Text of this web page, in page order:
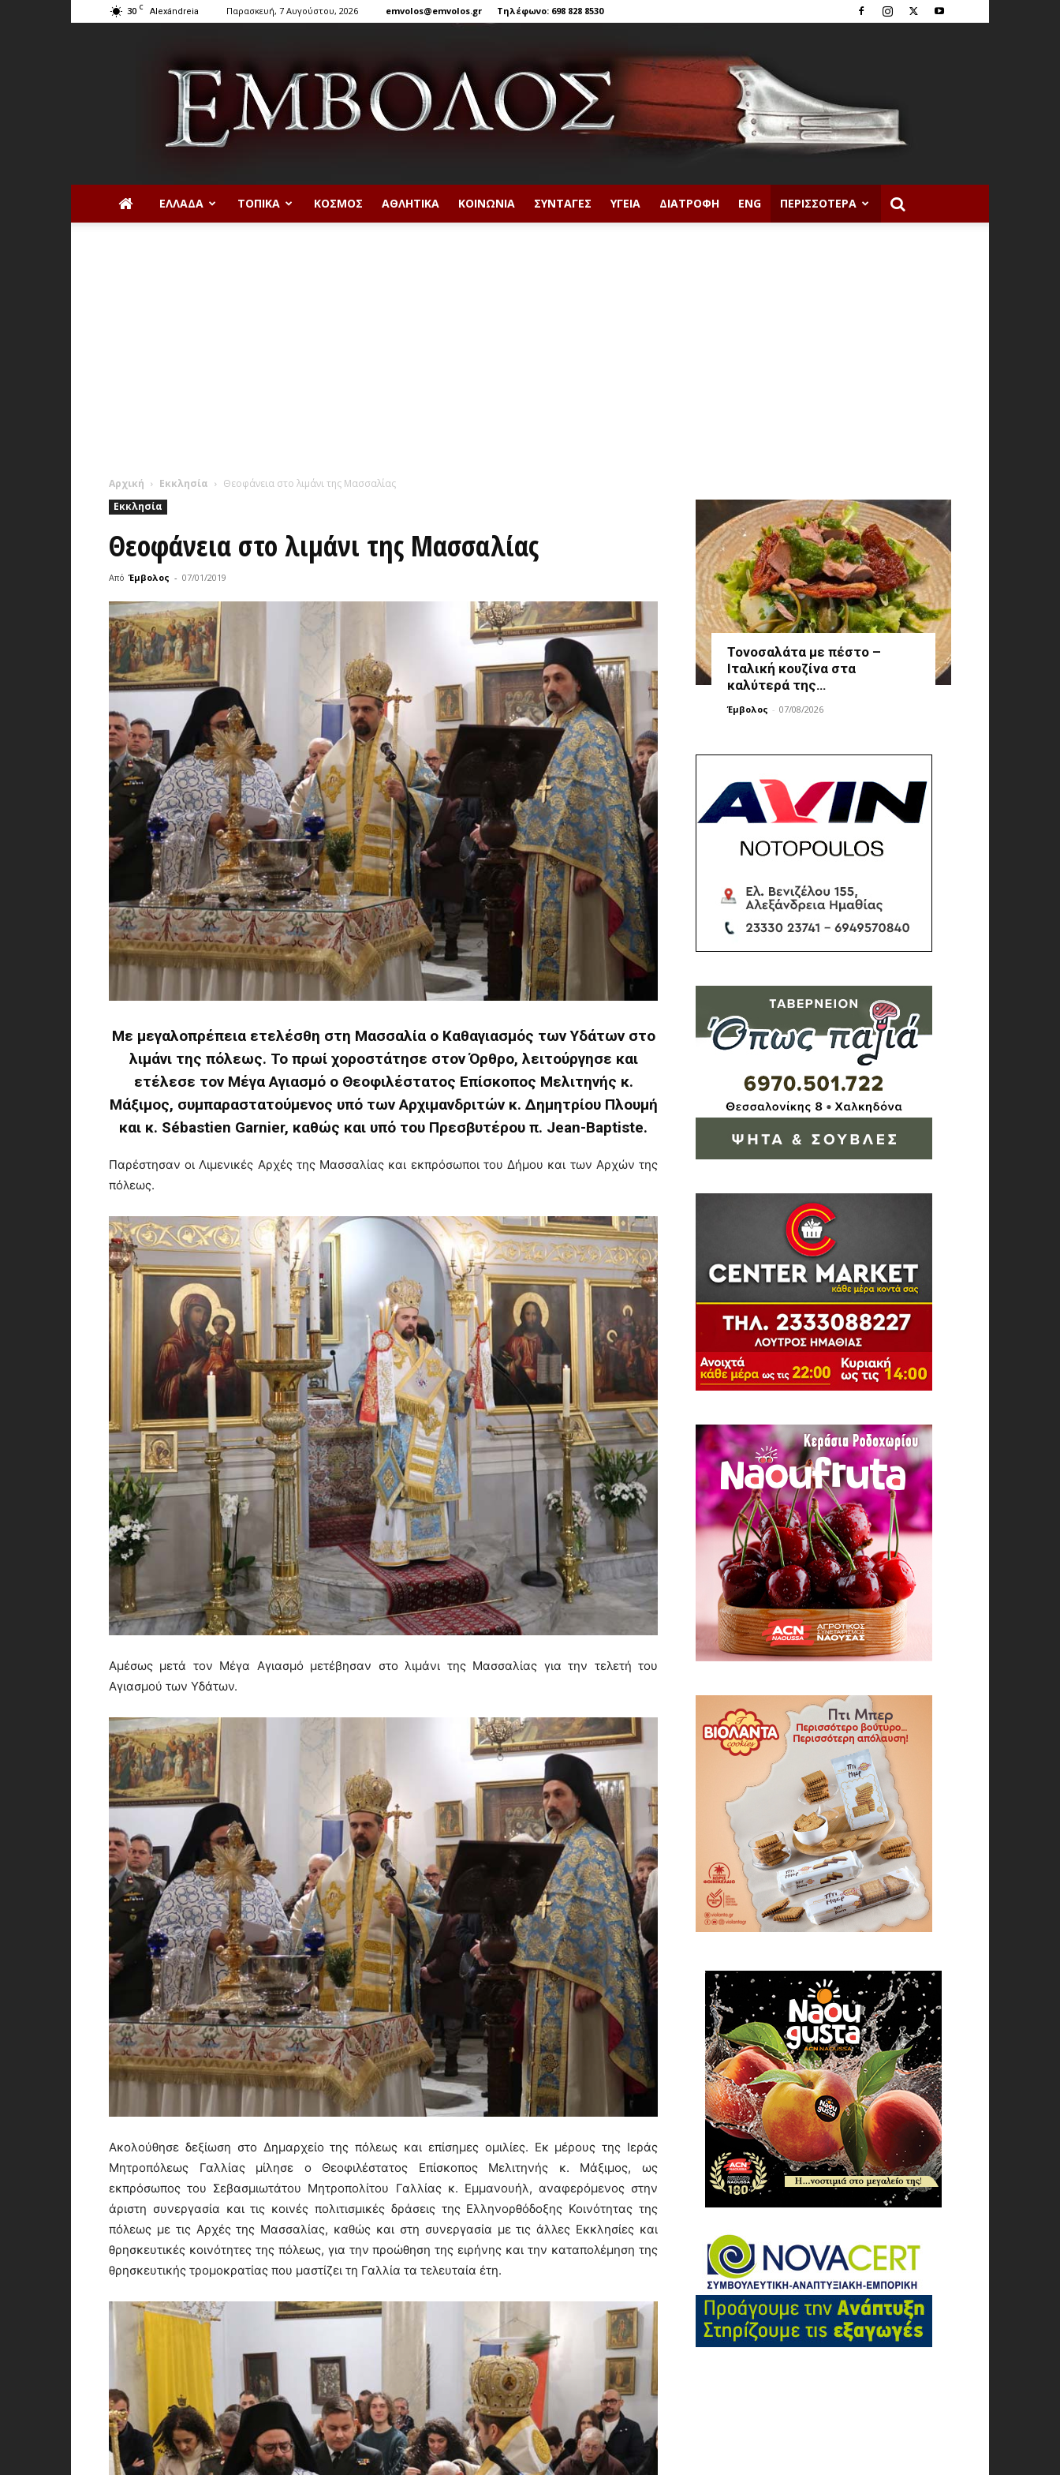
30 C Alexándreia Παρασκευή, 7 Αυγούστου, 2026 emvolos@emvolos.gr Τηλέφωνο: 698 828 8530
ΕΛΛΆΔΑ ΤΟΠΙΚΆ ΚΌΣΜΟΣ ΑΘΛΗΤΙΚΆ ΚΟΙΝΩΝΊΑ ΣΥΝΤΑΓΈΣ ΥΓΕΊΑ ΔΙΑΤΡΟΦΉ ENG ΠΕΡΙΣΣΌΤΕΡΑ
Αρχική Εκκλησία
Θεοφάνεια στο λιμάνι της Μασσαλίας
Εκκλησία
Θεοφάνεια στο λιμάνι της Μασσαλίας
Από Έμβολος - 07/01/2019
Με μεγαλοπρέπεια ετελέσθη στη Μασσαλία ο Καθαγιασμός των Υδάτων στο
λιμάνι της πόλεως. Το πρωί χοροστάτησε στον Όρθρο, λειτούργησε και
ετέλεσε τον Μέγα Αγιασμό ο Θεοφιλέστατος Επίσκοπος Μελιτηνής κ.
Μάξιμος, συμπαραστατούμενος υπό των Αρχιμανδριτών κ. Δημητρίου Πλουμή
και κ. Sébastien Garnier, καθώς και υπό του Πρεσβυτέρου π. Jean-Baptiste.
Παρέστησαν οι Λιμενικές Αρχές της Μασσαλίας και εκπρόσωποι του Δήμου και των Αρχών της
πόλεως.
Αμέσως μετά τον Μέγα Αγιασμό μετέβησαν στο λιμάνι της Μασσαλίας για την τελετή του
Αγιασμού των Υδάτων.
Ακολούθησε δεξίωση στο Δημαρχείο της πόλεως και επίσημες ομιλίες. Εκ μέρους της Ιεράς
Μητροπόλεως Γαλλίας μίλησε ο Θεοφιλέστατος Επίσκοπος Μελιτηνής κ. Μάξιμος, ως
εκπρόσωπος του Σεβασμιωτάτου Μητροπολίτου Γαλλίας κ. Εμμανουήλ, αναφερόμενος στην
άριστη συνεργασία και τις κοινές πολιτισμικές δράσεις της Ελληνορθόδοξης Κοινότητας της
πόλεως με τις Αρχές της Μασσαλίας, καθώς και στη συνεργασία με τις άλλες Εκκλησίες και
θρησκευτικές κοινότητες της πόλεως, για την προώθηση της ειρήνης και την καταπολέμηση της
θρησκευτικής τρομοκρατίας που μαστίζει τη Γαλλία τα τελευταία έτη.
Τονοσαλάτα με πέστο –
Ιταλική κουζίνα στα
καλύτερά της…
Έμβολος - 07/08/2026